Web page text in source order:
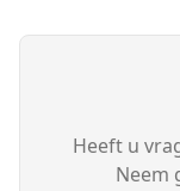
Heeft u
Neem